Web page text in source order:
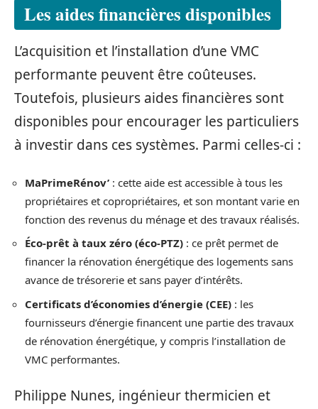
Les aides financières disponibles
L’acquisition et l’installation d’une VMC
performante peuvent être coûteuses.
Toutefois, plusieurs aides financières sont
disponibles pour encourager les particuliers
à investir dans ces systèmes. Parmi celles-ci :
MaPrimeRénov’ : cette aide est accessible à tous les
propriétaires et copropriétaires, et son montant varie en
fonction des revenus du ménage et des travaux réalisés.
Éco-prêt à taux zéro (éco-PTZ) : ce prêt permet de
financer la rénovation énergétique des logements sans
avance de trésorerie et sans payer d’intérêts.
Certificats d’économies d’énergie (CEE) : les
fournisseurs d’énergie financent une partie des travaux
de rénovation énergétique, y compris l’installation de
VMC performantes.
Philippe Nunes, ingénieur thermicien et